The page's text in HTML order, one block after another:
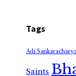
Tags
Adi
Saints